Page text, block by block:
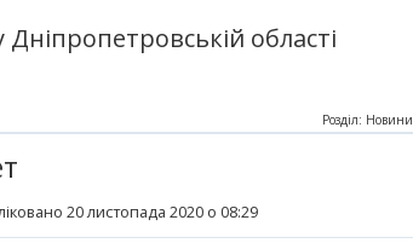
області
20 листопада 2020 о 08:29
Розділ: Новини